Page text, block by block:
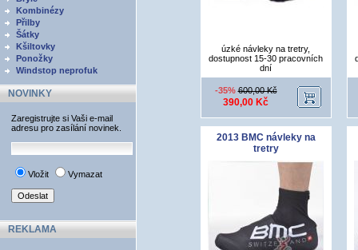
Kombinézy
Přilby
Šátky
Kšiltovky
Ponožky
Windstop neprofuk
NOVINKY
Zaregistrujte si Vaši e-mail
adresu pro zasílání novinek.
Vložit Vymazat
REKLAMA
úzké návleky na tretry,
dostupnost 15-30 pracovních
dní
-35%600,00 Kč
390,00 Kč
2013 BMC návleky na
tretry